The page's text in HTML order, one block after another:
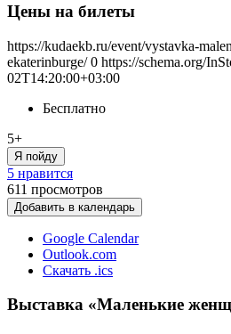
Цены на билеты
https://kudaekb.ru/event/vystavka-
ekaterinburge/ 0 https://schema.org/
02T14:20:00+03:00
Бесплатно
5+
Я пойду
5 нравится
611 просмотров
Добавить в календарь
Google Calendar
Outlook.com
Скачать .ics
Выставка «Маленькие